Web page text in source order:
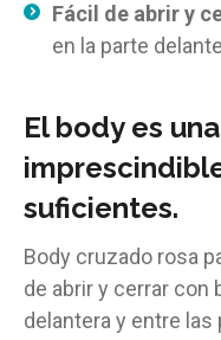
Fácil de abrir y
en la parte
El body es
suficientes.
Body cruzado rosa
de abrir y cerrar con
delantera y entre las